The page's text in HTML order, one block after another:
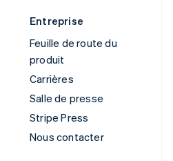
Entreprise
Feuille de route du
produit
Carrières
Salle de presse
Stripe Press
Nous contacter